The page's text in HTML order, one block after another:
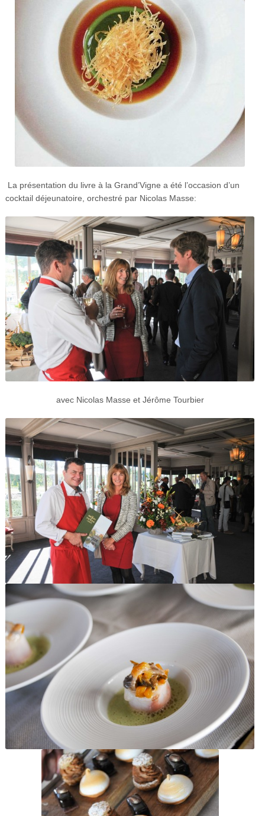
La présentation du livre à la Grand’Vigne a été l’occasion d’un
cocktail déjeunatoire, orchestré par Nicolas Masse:
avec Nicolas Masse et Jérôme Tourbier